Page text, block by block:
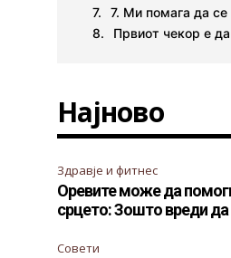
7. Ми помага да се
Првиот чекор е да
Најново
Здравје и фитнес
Оревите може да
срцето: Зошто вреди да
Совети